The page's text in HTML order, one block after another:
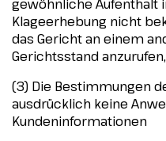
gewöhnliche Aufenthalt
Klageerhebung nicht
das Gericht an einem
Gerichtsstand
(3) Die Bestimmungen
ausdrücklich keine
Kundeninformationen